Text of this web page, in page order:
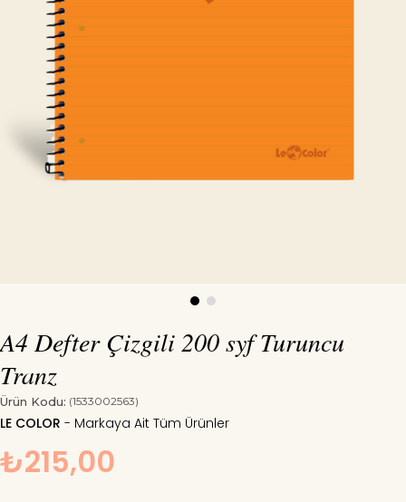
A4 Defter Çizgili 200 syf Turuncu
Tranz
Ürün Kodu: (1533002563)
LE COLOR
₺215,00